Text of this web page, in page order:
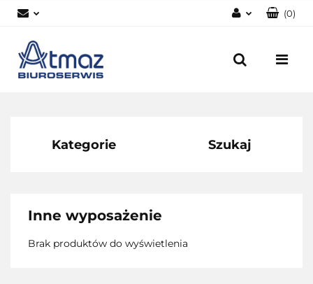
Zarejestruj się
(0)
Kategorie Szukaj
Inne wyposażenie
Brak produktów do wyświetlenia